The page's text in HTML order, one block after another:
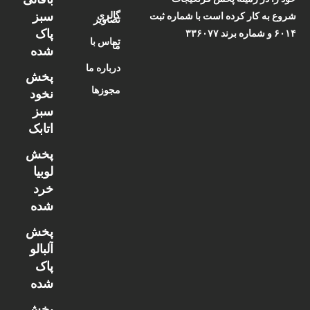
شروع به کار کرده است با شماره ثبت
۶۰۱۴ و شماره برند ۳۳۶۰۷۷
گالری
تصاویر
تماس با
ما
درباره ما
مجوزها
سبز
پاک
شده
پخش
نخود
سبز
اتابک
پخش
لوبیا
خرد
شده
پخش
آلبالو
پاک
شده